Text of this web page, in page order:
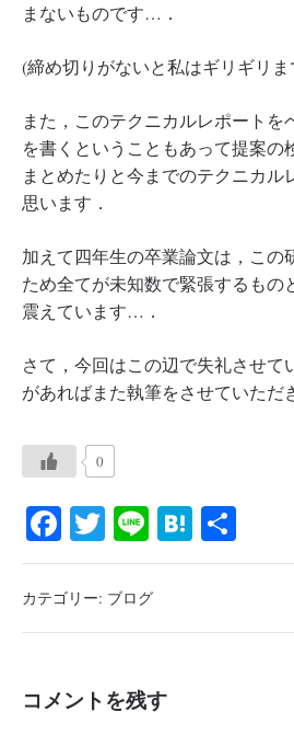
まないものです…．
(締め切りがないと私はギリギリ
また，このテクニカルレポートを
を書くということもあって提案の
まとめたりと今までのテクニカル
思います．
加えて四年生の卒業論文は，この
ため全てが未知数で緊張するもの
震えています…．
さて，今回はこの辺で失礼させて
があればまた執筆をさせていただ
0
Fa
ce
bo
ok
T
wi
tte
r
Li
ne
H
at
a
有
カテゴリー: ブログ
コメントを残す